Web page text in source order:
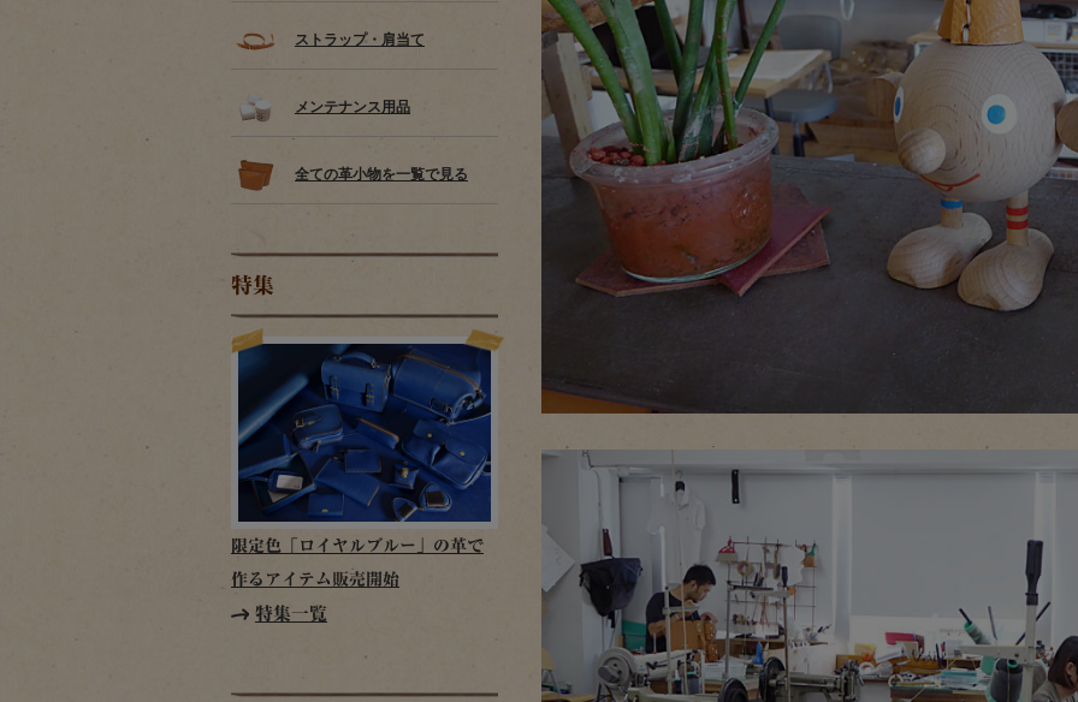
ストラップ・肩当て
メンテナンス用品
全ての革小物を一覧で見る
特集
限定色「ロイヤルブルー」の革で
作るアイテム販売開始
特集一覧